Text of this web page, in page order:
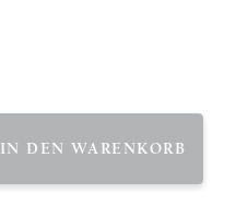
IN DEN WARENKORB